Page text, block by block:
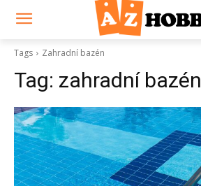
Tags Zahradní bazén
Tag: zahradní bazén